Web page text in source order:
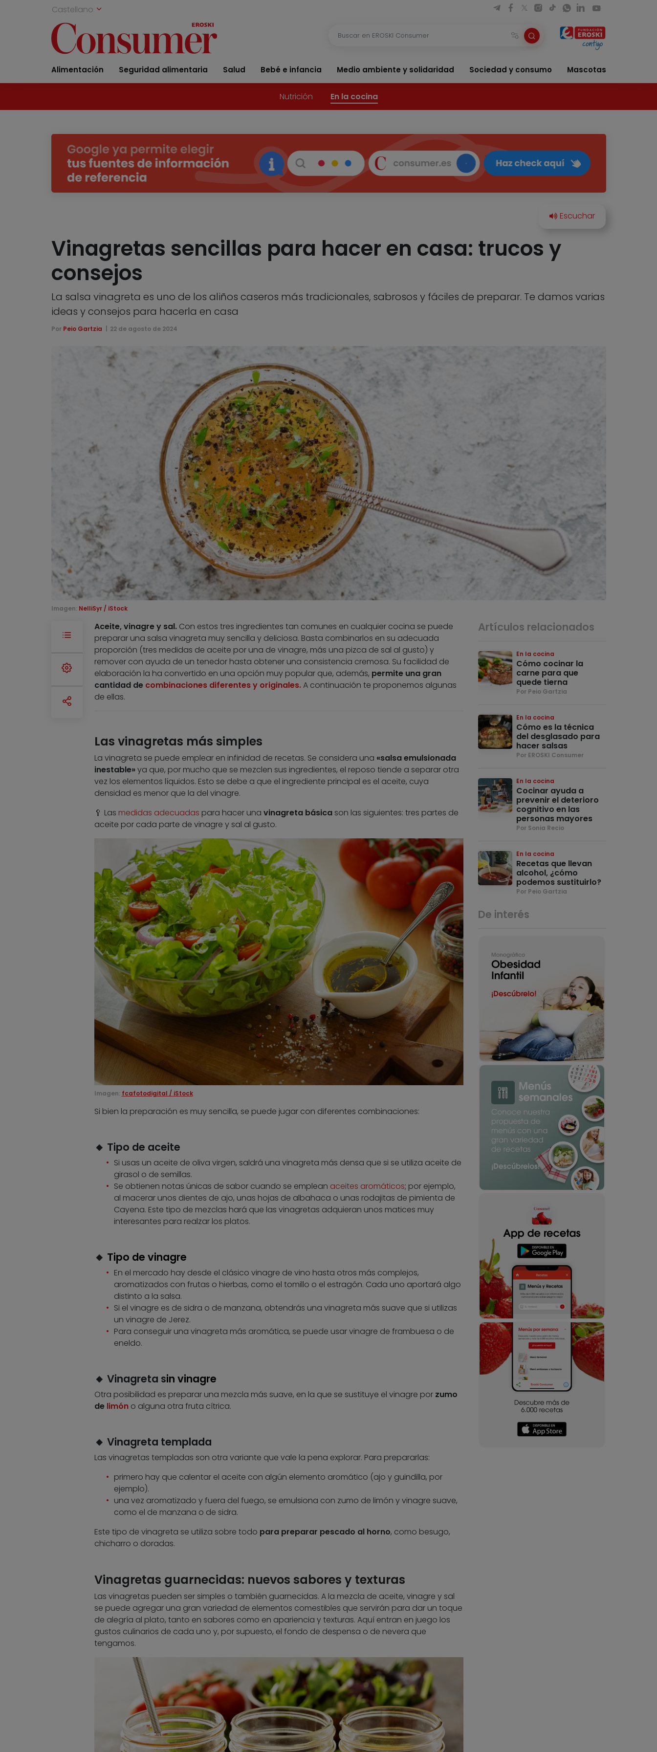
Castellano
Alimentación Seguridad alimentaria Salud Bebé e infancia Medio ambiente y solidaridad Sociedad y consumo Mascotas
Nutrición En la cocina
Vinagretas sencillas para hacer en casa: trucos y
consejos
La salsa vinagreta es uno de los aliños caseros más tradicionales, sabrosos y fáciles de preparar. Te damos varias
ideas y consejos para hacerla en casa
Por Peio Gartzia 22 de agosto de 2024
Imagen: NelliSyr / iStock
Aceite, vinagre y sal.Con estos tres ingredientes tan comunes en cualquier cocina se puede
preparar una salsa vinagreta muy sencilla y deliciosa. Basta combinarlos en su adecuada
proporción (tres medidas de aceite por una de vinagre, más una pizca de sal al gusto) y
remover con ayuda de un tenedor hasta obtener una consistencia cremosa. Su facilidad de
elaboración la ha convertido en una opción muy popular que, además, permite una gran
cantidad de combinaciones diferentes y originales.A continuación te proponemos algunas
de ellas.
Las vinagretas más simples
La vinagreta se puede emplear en infinidad de recetas. Se considera una «salsa emulsionada
inestable»ya que, por mucho que se mezclen sus ingredientes, el reposo tiende a separar otra
vez los elementos líquidos. Esto se debe a que el ingrediente principal es el aceite, cuya
densidad es menor que la del vinagre.
🥄 Las medidas adecuadas para hacer una vinagreta básica son las siguientes: tres partes de
aceite por cada parte de vinagre y sal al gusto.
Imagen: fcafotodigital / iStock
Si bien la preparación es muy sencilla, se puede jugar con diferentes combinaciones:
🔸 Tipo de aceite
Si usas un aceite de oliva virgen, saldrá una vinagreta más densa que si se utiliza aceite de
girasol o de semillas.
Se obtienen notas únicas de sabor cuando se emplean aceites aromáticos; por ejemplo,
al macerar unos dientes de ajo, unas hojas de albahaca o unas rodajitas de pimienta de
Cayena. Este tipo de mezclas hará que las vinagretas adquieran unos matices muy
interesantes para realzar los platos.
🔸 Tipo de vinagre
En el mercado hay desde el clásico vinagre de vino hasta otros más complejos,
aromatizados con frutas o hierbas, como el tomillo o el estragón. Cada uno aportará algo
distinto a la salsa.
Si el vinagre es de sidra o de manzana, obtendrás una vinagreta más suave que si utilizas
un vinagre de Jerez.
Para conseguir una vinagreta más aromática, se puede usar vinagre de frambuesa o de
eneldo.
🔸 Vinagreta sin vinagre
Otra posibilidad es preparar una mezcla más suave, en la que se sustituye el vinagre por zumo
de limóno alguna otra fruta cítrica.
🔸 Vinagreta templada
Las vinagretas templadas son otra variante que vale la pena explorar. Para prepararlas:
primero hay que calentar el aceite con algún elemento aromático (ajo y guindilla, por
ejemplo).
una vez aromatizado y fuera del fuego, se emulsiona con zumo de limón y vinagre suave,
como el de manzana o de sidra.
Este tipo de vinagreta se utiliza sobre todo para preparar pescado al horno, como besugo,
chicharro o doradas.
Vinagretas guarnecidas: nuevos sabores y texturas
Las vinagretas pueden ser simples o también guarnecidas. A la mezcla de aceite, vinagre y sal
se puede agregar una gran variedad de elementos comestibles que servirán para dar un toque
de alegría al plato, tanto en sabores como en apariencia y texturas. Aquí entran en juego los
gustos culinarios de cada uno y, por supuesto, el fondo de despensa o de nevera que
tengamos.
Artículos relacionados
En la cocina
Cómo cocinar la
carne para que
quede tierna
Por Peio Gartzia
En la cocina
Cómo es la técnica
del desglasado para
hacer salsas
Por EROSKI Consumer
En la cocina
Cocinar ayuda a
prevenir el deterioro
cognitivo en las
personas mayores
Por Sonia Recio
En la cocina
Recetas que llevan
alcohol, ¿cómo
podemos sustituirlo?
Por Peio Gartzia
De interés